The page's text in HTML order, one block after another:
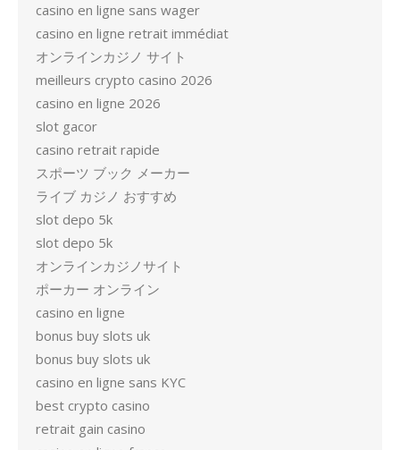
casino en ligne sans wager
casino en ligne retrait immédiat
オンラインカジノ サイト
meilleurs crypto casino 2026
casino en ligne 2026
slot gacor
casino retrait rapide
スポーツ ブック メーカー
ライブ カジノ おすすめ
slot depo 5k
slot depo 5k
オンラインカジノサイト
ポーカー オンライン
casino en ligne
bonus buy slots uk
bonus buy slots uk
casino en ligne sans KYC
best crypto casino
retrait gain casino